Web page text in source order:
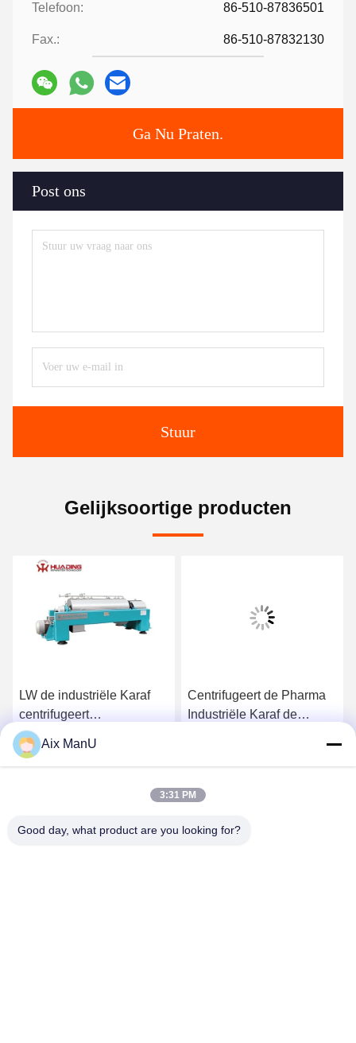
Telefoon: 86-510-87836501
Fax.: 86-510-87832130
Ga Nu Praten.
Post ons
Stuur
Gelijksoortige producten
LW de industriële Karaf
centrifugeert
Separators440v Vaste-
vloeibare stof
Ga Nu Praten.
Centrifugeert de Pharma
Industriële Karaf de
van 90KWGa Nu Praten.
Aix ManU
3:31 PM
Good day, what product are you looking for?